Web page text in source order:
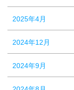
2025年4月
2024年12月
2024年9月